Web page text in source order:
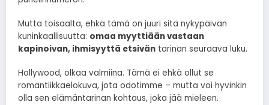
Mutta toisaalta, ehkä tämä on juuri sitä nykypäivän
kuninkaallisuutta: omaa myyttiään vastaan
kapinoivan, ihmisyyttä etsivän tarinan seuraava luku.
Hollywood, olkaa valmiina. Tämä ei ehkä ollut se
romantiikkaelokuva, jota odotimme – mutta voi hyvinkin
olla sen elämäntarinan kohtaus, joka jää mieleen.